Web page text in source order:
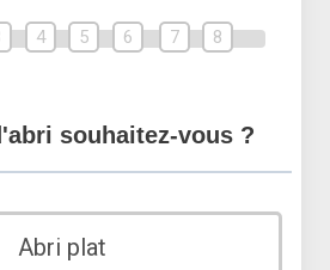
4 5 6 7 8
souhaitez-vous ?
Abri plat